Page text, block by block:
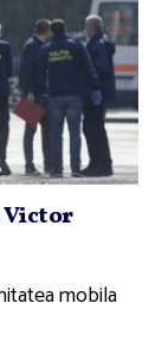
mobila